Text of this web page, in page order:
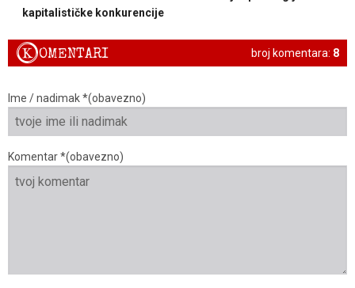
kapitalističke konkurencije
broj komentara: 8
KOMENTARI
Ime / nadimak *(obavezno)
Komentar *(obavezno)